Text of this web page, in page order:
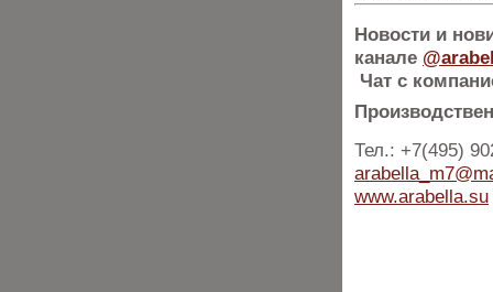
Новости и
канале
Чат с
Тел.: +7(495)
www.arabella.su